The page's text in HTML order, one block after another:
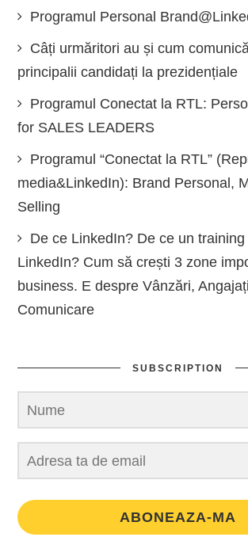
Programul Personal
Câți urmăritori au și cum
principalii candidați la prezidențiale
Programul Conectat la RTL:
for SALES LEADERS
Programul “Conectat la RTL”
media&LinkedIn): Brand Personal,
Selling
De ce LinkedIn? De ce un
LinkedIn? Cum să crești 3 zone
business. E despre Vânzări,
Comunicare
SUBSCRIPTION
ABONEAZA-MA